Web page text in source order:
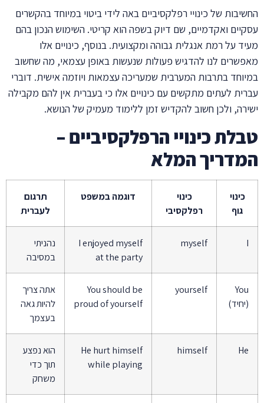
החשיבות של כינויי רפלקסיביים באה לידי ביטוי במיוחד בהקשרים
עסקיים ואקדמיים, שם דיוק בשפה הוא קריטי. השימוש הנכון בהם
מעיד על רמת אנגלית גבוהה ומקצועית. בנוסף, כינויים אלו
מאפשרים לנו להדגיש פעולות שנעשות באופן עצמאי, מה שחשוב
במיוחד בתרבות המערבית שמעריכה עצמאות ויוזמה אישית. דוברי
עברית לעתים מתקשים עם כינויים אלו כי בעברית אין להם מקבילה
ישירה, ולכן חשוב להקדיש זמן ללימוד מעמיק של הנושא.
טבלת כינויי הרפלקסיביים –
המדריך המלא
כינוי
גוף
כינוי
רפלקסיבי
דוגמה במשפט
תרגום
לעברית
I
myself
I enjoyed myself
at the party
נהניתי
במסיבה
You
(יחיד)
yourself
You should be
proud of yourself
אתה צריך
להיות גאה
בעצמך
He
himself
He hurt himself
while playing
הוא נפצע
תוך כדי
משחק